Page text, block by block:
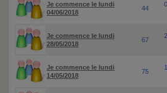
Je commence le lundi
04/06/2018
44
Je commence le lundi
28/05/2018
67
Je commence le lundi
14/05/2018
75